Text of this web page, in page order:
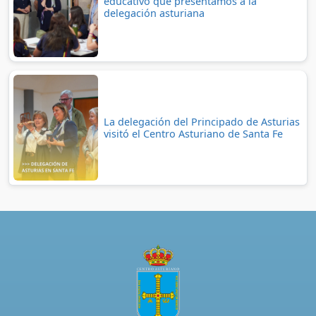
delegación asturiana
La delegación del Principado de Asturias
visitó el Centro Asturiano de Santa Fe